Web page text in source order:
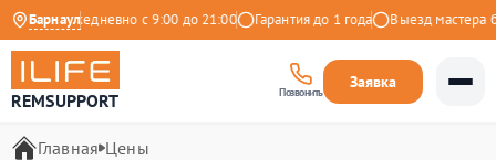
Барнаул
Ежедневно с 9:00 до 21:00 Гарантия до 1 года Выезд мастера
REMSUPPORT Позвонить
Заявка
Главная Цены